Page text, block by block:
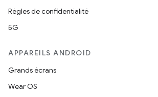
Règles de confidentialité
5G
APPAREILS ANDROID
Grands écrans
Wear OS